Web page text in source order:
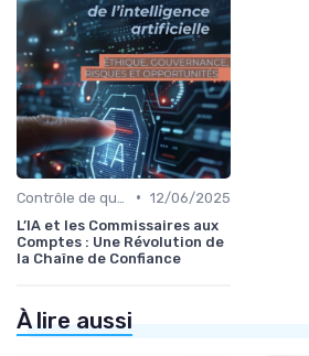
• 12/06/2025
L’IA et les Commissaires aux
Comptes : Une Révolution de
la Chaîne de Confiance
À lire aussi